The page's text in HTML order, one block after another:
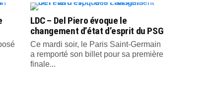
LDC – Del Piero évoque le
changement d’état d’esprit du PSG
Ce mardi soir, le Paris Saint-Germain
a remporté son billet pour sa première
finale...